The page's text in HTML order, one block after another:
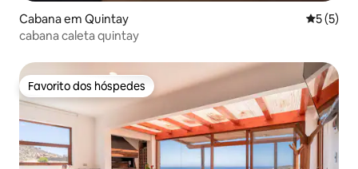
Cabana em Quintay
5 (5)
cabana caleta quintay
Favorito dos hóspedes
Favorito dos hóspedes